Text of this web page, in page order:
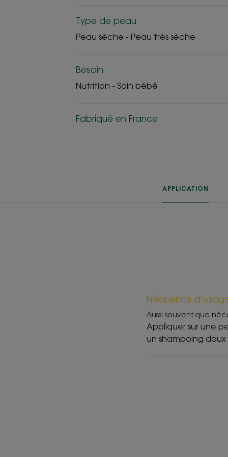
Type de peau
Peau sèche - Peau très sèche
Besoin
Nutrition - Soin bébé
Fabriqué en France
APPLICATION
Fréquence
Aussi souvent que
Appliquer sur une
un shampoing